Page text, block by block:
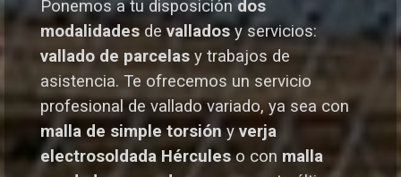
Ponemos a tu disposición dos
modalidades de vallados y servicios:
vallado de parcelas y trabajos de
asistencia. Te ofrecemos un servicio
profesional de vallado variado, ya sea con
malla de simple torsión y verja
electrosoldada Hércules o con malla